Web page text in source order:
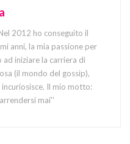
2012 ho conseguito il
anni, la mia passione per
iniziare la carriera di
(il mondo del gossip),
incuriosisce. Il mio motto:
mai''